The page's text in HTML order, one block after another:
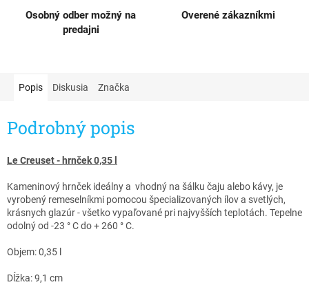
Osobný odber možný na
predajni
Overené zákazníkmi
Popis Diskusia Značka
Podrobný popis
Le Creuset - hrnček 0,35 l
Kameninový hrnček ideálny a vhodný na šálku čaju alebo kávy, je
vyrobený remeselníkmi pomocou špecializovaných ílov a svetlých,
krásnych glazúr - všetko vypaľované pri najvyšších teplotách. Tepelne
odolný od -23 ° C do + 260 ° C.
Objem: 0,35 l
Dĺžka: 9,1 cm